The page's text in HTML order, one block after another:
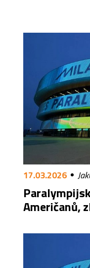
17.03.2026
Američanů,